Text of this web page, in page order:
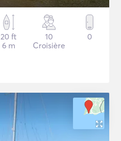
20 ft
6 m
10
Croisière
0